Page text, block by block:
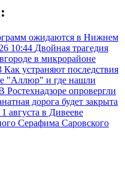
ожидаются в Нижнем
10:44 Двойная трагедия
в микрорайоне
Как устраняют последствия
"Аллюр" и где нашли
Ростехнадзоре опровергли
дорога будет закрыта
1 августа в Дивееве
Серафима Саровского